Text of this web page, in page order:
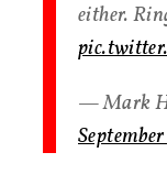
either.
— Mark